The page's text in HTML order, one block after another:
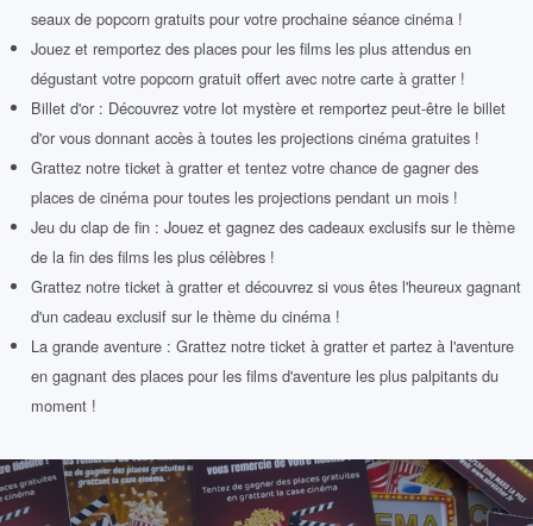
seaux de popcorn gratuits pour votre prochaine séance cinéma !
Jouez et remportez des places pour les films les plus attendus en
dégustant votre popcorn gratuit offert avec notre carte à gratter !
Billet d'or : Découvrez votre lot mystère et remportez peut-être le billet
d'or vous donnant accès à toutes les projections cinéma gratuites !
Grattez notre ticket à gratter et tentez votre chance de gagner des
places de cinéma pour toutes les projections pendant un mois !
Jeu du clap de fin : Jouez et gagnez des cadeaux exclusifs sur le thème
de la fin des films les plus célèbres !
Grattez notre ticket à gratter et découvrez si vous êtes l'heureux gagnant
d'un cadeau exclusif sur le thème du cinéma !
La grande aventure : Grattez notre ticket à gratter et partez à l'aventure
en gagnant des places pour les films d'aventure les plus palpitants du
moment !